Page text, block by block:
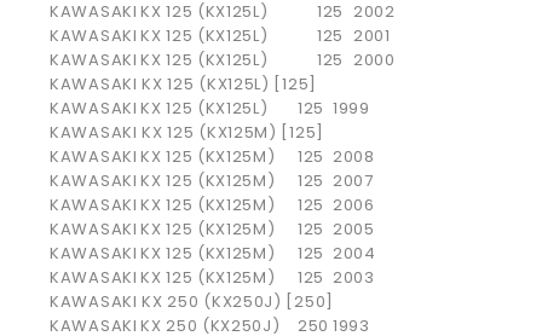
KAWASAKI KX 125 (KX125L) 125 2002
KAWASAKI KX 125 (KX125L) 125 2001
KAWASAKI KX 125 (KX125L) 125 2000
KAWASAKI KX 125 (KX125L) [125]
KAWASAKI KX 125 (KX125L) 125 1999
KAWASAKI KX 125 (KX125M) [125]
KAWASAKI KX 125 (KX125M) 125 2008
KAWASAKI KX 125 (KX125M) 125 2007
KAWASAKI KX 125 (KX125M) 125 2006
KAWASAKI KX 125 (KX125M) 125 2005
KAWASAKI KX 125 (KX125M) 125 2004
KAWASAKI KX 125 (KX125M) 125 2003
KAWASAKI KX 250 (KX250J) [250]
KAWASAKI KX 250 (KX250J) 250 1993